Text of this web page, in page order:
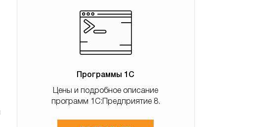
Программы 1С
Цены и подробное описание
программ 1С:Предприятие 8.